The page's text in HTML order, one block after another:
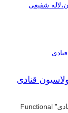
شفیعی
قنادی
"افزودنی‌های عملکردی یا مواد کمکی فرمولاسیون قنادی" Functional